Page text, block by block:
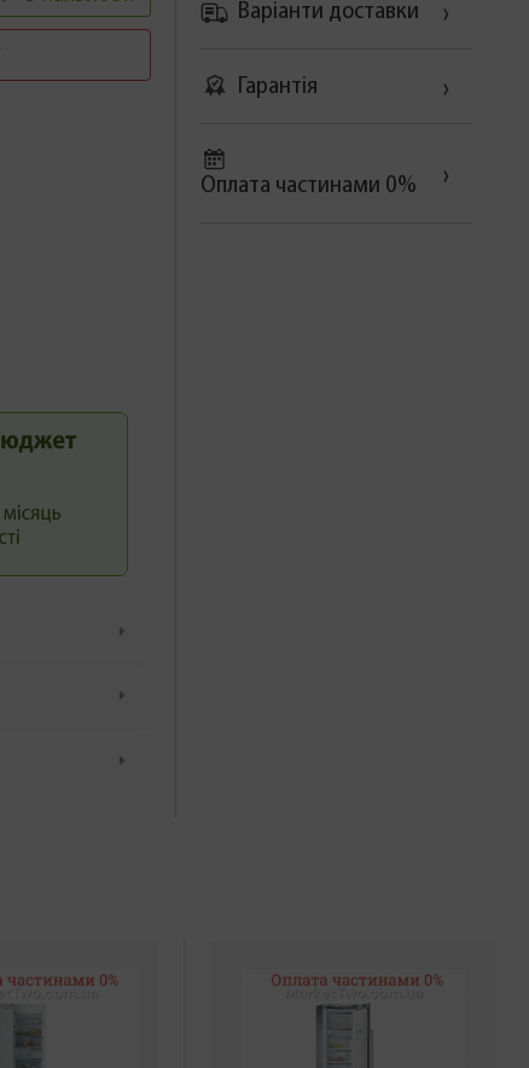
Варіанти доставки
Гарантія
Оплата частинами 0%